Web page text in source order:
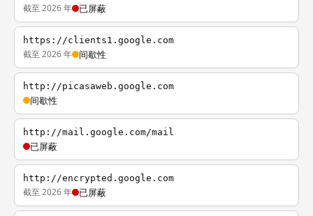
截至 2026 年 已屏蔽
https://clients1.google.com
截至 2026 年 间歇性
http://picasaweb.google.com
间歇性
http://mail.google.com/mail
已屏蔽
http://encrypted.google.com
截至 2026 年 已屏蔽